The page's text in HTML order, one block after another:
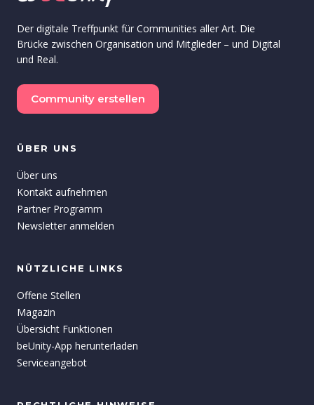
Der digitale Treffpunkt für Communities aller Art. Die
Brücke zwischen Organisation und Mitglieder – und Digital
und Real.
Community erstellen
ÜBER UNS
Über uns
Kontakt aufnehmen
Partner Programm
Newsletter anmelden
NÜTZLICHE LINKS
Offene Stellen
Magazin
Übersicht Funktionen
beUnity-App herunterladen
Serviceangebot